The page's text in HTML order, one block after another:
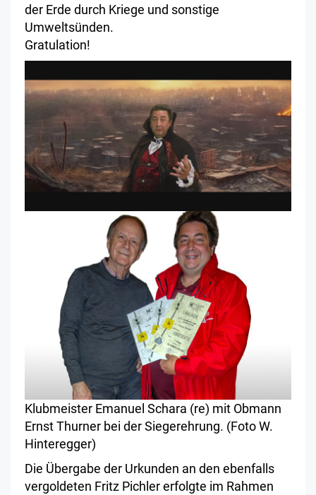
der Erde durch Kriege und sonstige
Umweltsünden.
Gratulation!
Klubmeister Emanuel Schara (re) mit Obmann
Ernst Thurner bei der Siegerehrung. (Foto W.
Hinteregger)
Die Übergabe der Urkunden an den ebenfalls
vergoldeten Fritz Pichler erfolgte im Rahmen